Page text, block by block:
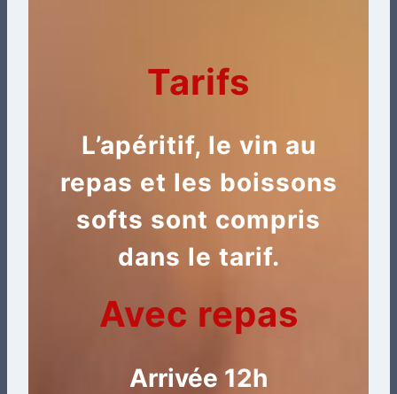
Tarifs
L’apéritif, le vin au
repas et les boissons
softs sont compris
dans le tarif.
Avec repas
Arrivée 12h